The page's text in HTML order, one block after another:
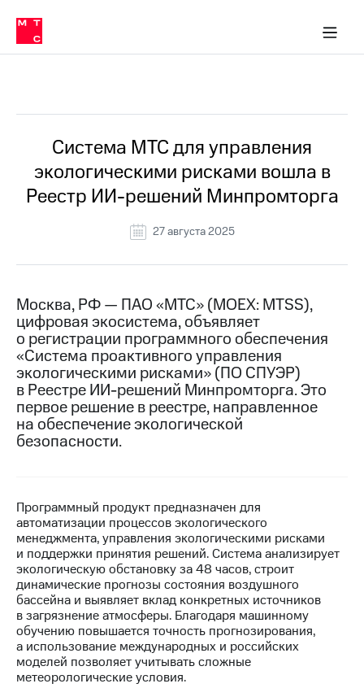
Медиа-центр
и акционерам
Устойчивое развитие
Комплаенс и деловая этика
компании
Карьера
История
компании
Руководство
информация
Контакты
Медиа-центр
Пресс-
релизы
МТС
о технологиях
Достижения
Финансовая
отчетность
Контакты
Новости
в
регионе
и акционерам
Корпоративное
управление
в МТС
Пресс-
релизы
МТС
о технологиях
Система МТС для управления
экологическими рисками вошла в
Реестр ИИ-решений Минпромторга
27 августа 2025
Москва, РФ — ПАО «МТС» (MOEX: MTSS),
цифровая экосистема, объявляет
о регистрации программного обеспечения
«Система проактивного управления
экологическими рисками» (ПО СПУЭР)
в Реестре ИИ-решений Минпромторга. Это
первое решение в реестре, направленное
на обеспечение экологической
безопасности.
Программный продукт предназначен для
автоматизации процессов экологического
менеджмента, управления экологическими рисками
и поддержки принятия решений. Система анализирует
экологическую обстановку за 48 часов, строит
динамические прогнозы состояния воздушного
бассейна и выявляет вклад конкретных источников
в загрязнение атмосферы. Благодаря машинному
обучению повышается точность прогнозирования,
а использование международных и российских
моделей позволяет учитывать сложные
метеорологические условия.